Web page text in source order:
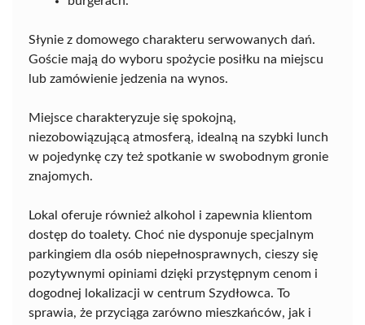
Słynie z domowego charakteru serwowanych dań.
Goście mają do wyboru spożycie posiłku na miejscu
lub zamówienie jedzenia na wynos.
Miejsce charakteryzuje się spokojną,
niezobowiązującą atmosferą, idealną na szybki lunch
w pojedynkę czy też spotkanie w swobodnym gronie
znajomych.
Lokal oferuje również alkohol i zapewnia klientom
dostęp do toalety. Choć nie dysponuje specjalnym
parkingiem dla osób niepełnosprawnych, cieszy się
pozytywnymi opiniami dzięki przystępnym cenom i
dogodnej lokalizacji w centrum Szydłowca. To
sprawia, że przyciąga zarówno mieszkańców, jak i